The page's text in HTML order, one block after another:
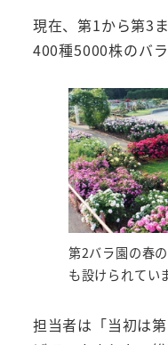
現在、第1から第3
400種5000株のバ
第2バラ園の春
も設けられてい
担当者は「当初は